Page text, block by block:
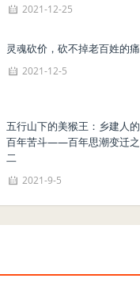
2021-12-25
灵魂砍价，砍不掉老百姓的痛
2021-12-5
五行山下的美猴王：乡建人的
百年苦斗——百年思潮变迁之
二
2021-9-5